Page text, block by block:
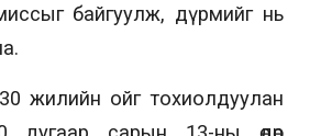
байгуулж, дүрмийг нь
жилийн ойг тохиолдуулан